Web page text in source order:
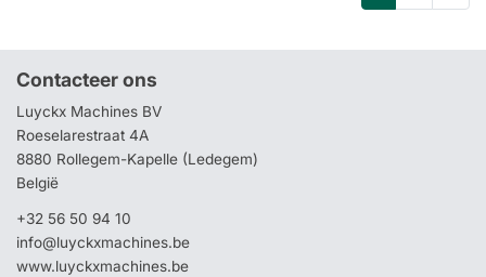
Contacteer ons
Luyckx Machines BV
Roeselarestraat 4A
8880 Rollegem-Kapelle (Ledegem)
België
+32 56 50 94 10
info@luyckxmachines.be
www.luyckxmachines.be